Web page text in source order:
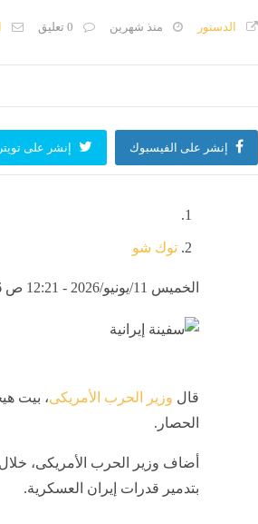
الدستور منذ شهرين 0 تعليق
إنشر على الفيسبوك إنشر على تويتر
توك شو
الخميس 11/يونيو/2026 - 12:21 ص
قال وزير الحرب الأمريكى، بيت
الحصار.
أضاف وزير الحرب الأمريكى، خلال
بتدمير قدرات إيران العسكرية.